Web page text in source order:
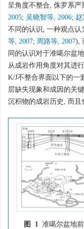
呈角度不整合, 侏罗系严
2005; 吴晓智等, 2006; 赵
不同的认识, 一种观点
等, 2007; 周路等, 2007),
同的认识对于准噶尔盆
从成岩作用角度对其进
K/J不整合界面以下的一
层缺失现象和成因的关
沉积物的成岩历史, 而
图 1 准噶尔盆地